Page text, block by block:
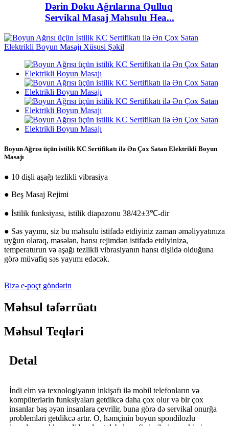
Dərin Doku Ağrılarına Qulluq
Servikal Masaj Məhsulu Hea...
Boyun Ağrısı üçün istilik KC Sertifikatı ilə Ən Çox Satan Elektrikli Boyun
Masajı
● 10 dişli aşağı tezlikli vibrasiya
● Beş Masaj Rejimi
● İstilik funksiyası, istilik diapazonu 38/42±3℃-dir
● Səs yayımı, siz bu məhsulu istifadə etdiyiniz zaman əməliyyatınıza
uyğun olaraq, məsələn, hansı rejimdən istifadə etdiyinizə,
temperaturun və aşağı tezlikli vibrasiyanın hansı dişlidə olduğuna
görə müvafiq səs yayımı edəcək.
Bizə e-poçt göndərin
Məhsul təfərrüatı
Məhsul Teqləri
Detal
İndi elm və texnologiyanın inkişafı ilə mobil telefonların və
kompüterlərin funksiyaları getdikcə daha çox olur və bir çox
insanlar baş əyən insanlara çevrilir, buna görə də servikal onurğa
problemləri getdikcə artır. O, həmçinin boyun spondilozlu